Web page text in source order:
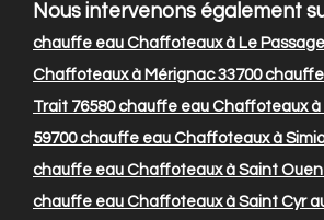
Nous intervenons également
chauffe eau Chaffoteaux à Le
Chaffoteaux à Mérignac 33700chauffe
Trait 76580chauffe eau Chaffoteaux à
59700chauffe eau Chaffoteaux à
chauffe eau Chaffoteaux à Saint Ouen
chauffe eau Chaffoteaux à Saint Cyr